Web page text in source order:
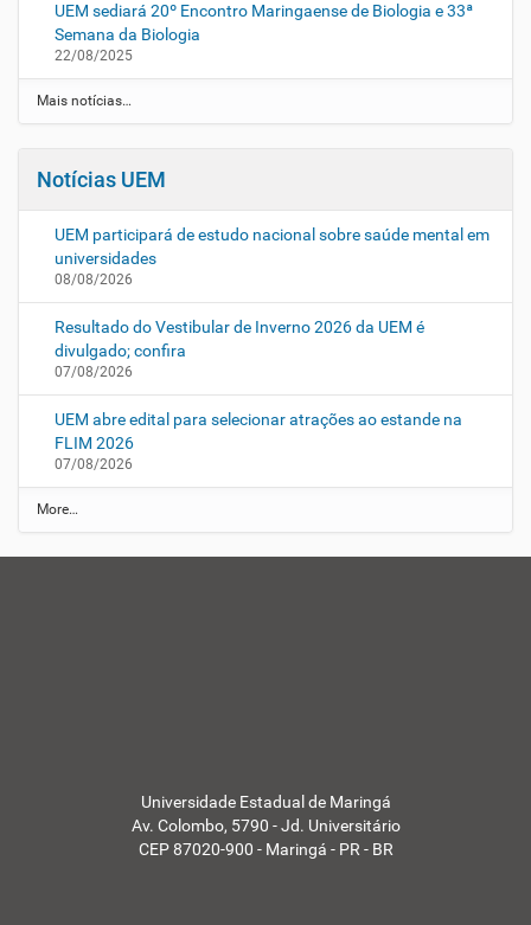
UEM sediará 20º Encontro Maringaense de Biologia e 33ª
Semana da Biologia
22/08/2025
Mais notícias…
Notícias UEM
UEM participará de estudo nacional sobre saúde mental em
universidades
08/08/2026
Resultado do Vestibular de Inverno 2026 da UEM é
divulgado; confira
07/08/2026
UEM abre edital para selecionar atrações ao estande na
FLIM 2026
07/08/2026
N
o
More…
Universidade Estadual de Maringá
Av. Colombo, 5790 - Jd. Universitário
CEP 87020-900 - Maringá - PR - BR